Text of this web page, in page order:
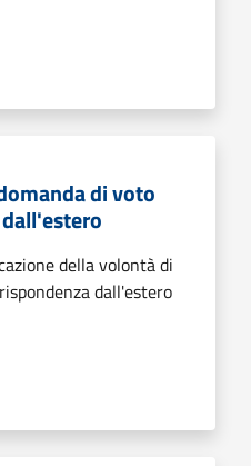
di voto
della volontà di
dall'estero